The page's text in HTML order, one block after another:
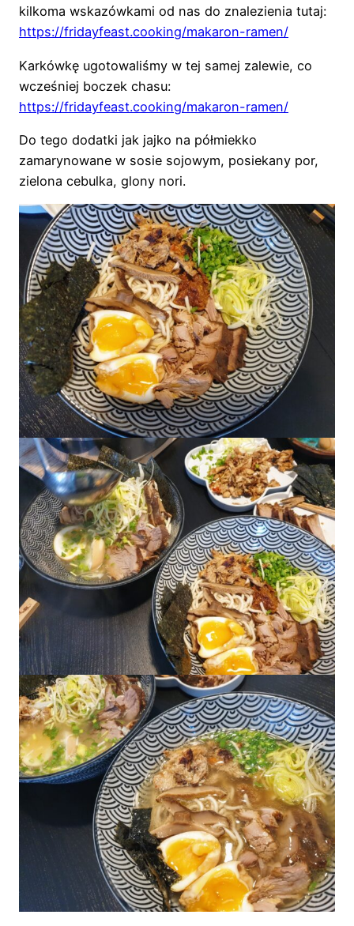
kilkoma wskazówkami od nas do znalezienia tutaj:
https://fridayfeast.cooking/makaron-ramen/
Karkówkę ugotowaliśmy w tej samej zalewie, co
wcześniej boczek chasu:
https://fridayfeast.cooking/makaron-ramen/
Do tego dodatki jak jajko na półmiekko
zamarynowane w sosie sojowym, posiekany por,
zielona cebulka, glony nori.